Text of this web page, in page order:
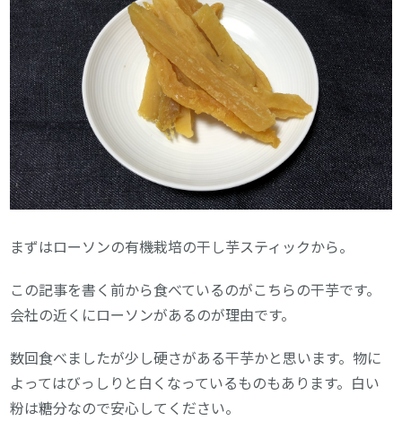
まずはローソンの有機栽培の干し芋スティックから。
この記事を書く前から食べているのがこちらの干芋です。
会社の近くにローソンがあるのが理由です。
数回食べましたが少し硬さがある干芋かと思います。物に
よってはびっしりと白くなっているものもあります。白い
粉は糖分なので安心してください。